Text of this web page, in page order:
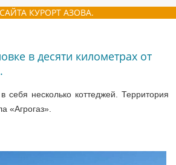
КУРОРТ АЗОВА.
в десяти километрах от
себя несколько коттеджей. Территория
«Агрогаз».